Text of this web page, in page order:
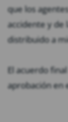
que los
accidente y de
distribuido a
El acuerdo
aprobación en